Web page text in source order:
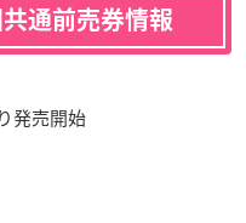
通前売券情報
発売開始